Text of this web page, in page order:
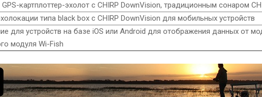
картплоттер-эхолот с CHIRP DownVision, традиционным сонаром
типа black box с CHIRP DownVision для мобильных устройств
для устройств на базе iOS или Android для отображения данных от
модуля Wi-Fish